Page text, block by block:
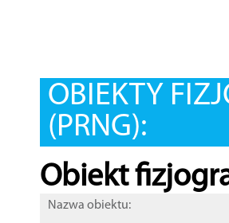
OBIEKTY
(PRNG):
Obiekt
Nazwa obiektu: